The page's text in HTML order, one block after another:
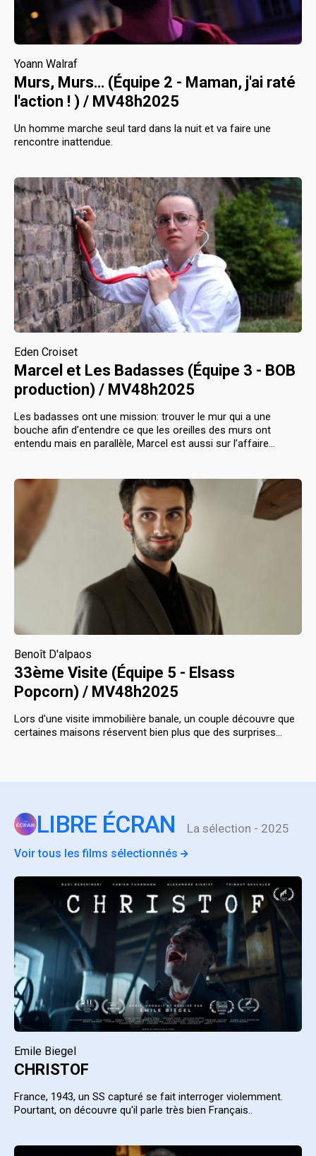
Yoann Walraf
Murs, Murs… (Équipe 2 - Maman, j'ai raté
l'action ! ) / MV48h2025
Un homme marche seul tard dans la nuit et va faire une
rencontre inattendue.
Eden Croiset
Marcel et Les Badasses (Équipe 3 - BOB
production) / MV48h2025
Les badasses ont une mission: trouver le mur qui a une
bouche afin d'entendre ce que les oreilles des murs ont
entendu mais en parallèle, Marcel est aussi sur l’affaire...
Benoît D'alpaos
33ème Visite (Équipe 5 - Elsass
Popcorn) / MV48h2025
Lors d'une visite immobilière banale, un couple découvre que
certaines maisons réservent bien plus que des surprises…
LIBRE ÉCRAN La sélection - 2025
Voir tous les films sélectionnés
Emile Biegel
CHRISTOF
France, 1943, un SS capturé se fait interroger violemment.
Pourtant, on découvre qu'il parle très bien Français..